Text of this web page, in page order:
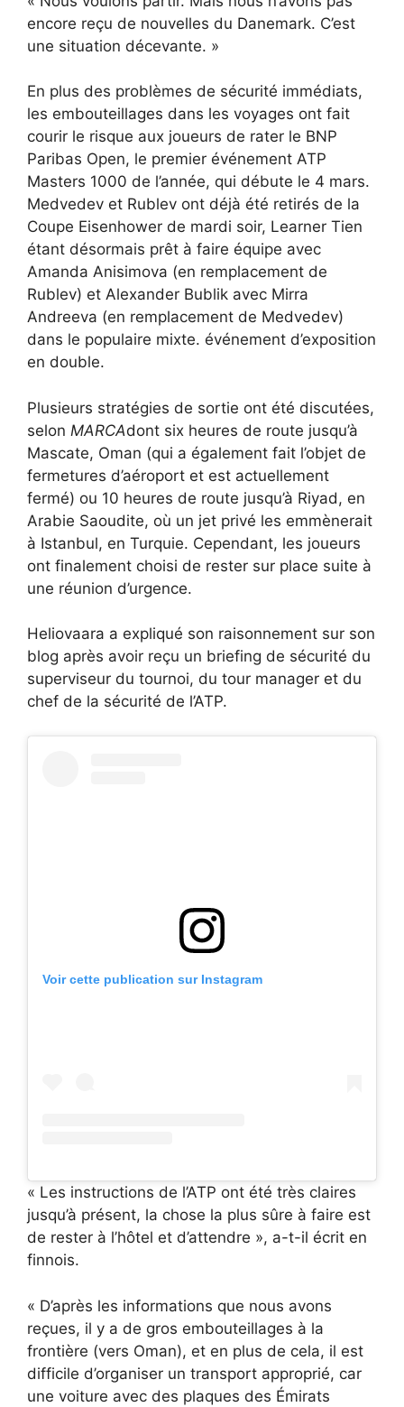
encore reçu de nouvelles du Danemark. C’est
une situation décevante. »
En plus des problèmes de sécurité immédiats,
les embouteillages dans les voyages ont fait
courir le risque aux joueurs de rater le BNP
Paribas Open, le premier événement ATP
Masters 1000 de l’année, qui débute le 4 mars.
Medvedev et Rublev ont déjà été retirés de la
Coupe Eisenhower de mardi soir, Learner Tien
étant désormais prêt à faire équipe avec
Amanda Anisimova (en remplacement de
Rublev) et Alexander Bublik avec Mirra
Andreeva (en remplacement de Medvedev)
dans le populaire mixte. événement d’exposition
en double.
Plusieurs stratégies de sortie ont été discutées,
selon MARCAdont six heures de route jusqu’à
Mascate, Oman (qui a également fait l’objet de
fermetures d’aéroport et est actuellement
fermé) ou 10 heures de route jusqu’à Riyad, en
Arabie Saoudite, où un jet privé les emmènerait
à Istanbul, en Turquie. Cependant, les joueurs
ont finalement choisi de rester sur place suite à
une réunion d’urgence.
Heliovaara a expliqué son raisonnement sur son
blog après avoir reçu un briefing de sécurité du
superviseur du tournoi, du tour manager et du
chef de la sécurité de l’ATP.
Voir cette publication sur Instagram
« Les instructions de l’ATP ont été très claires
jusqu’à présent, la chose la plus sûre à faire est
de rester à l’hôtel et d’attendre », a-t-il écrit en
finnois.
« D’après les informations que nous avons
reçues, il y a de gros embouteillages à la
frontière (vers Oman), et en plus de cela, il est
difficile d’organiser un transport approprié, car
une voiture avec des plaques des Émirats